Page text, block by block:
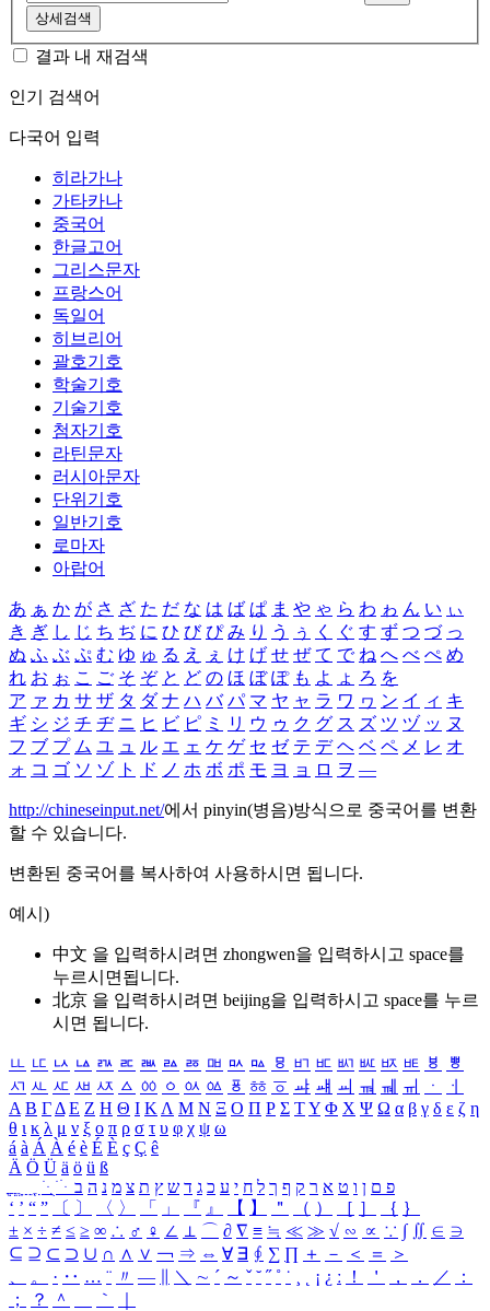
상세검색
결과 내 재검색
인기 검색어
다국어 입력
히라가나
가타카나
중국어
한글고어
그리스문자
프랑스어
독일어
히브리어
괄호기호
학술기호
기술기호
첨자기호
라틴문자
러시아문자
단위기호
일반기호
로마자
아랍어
あ ぁ か が さ ざ た だ な は ば ぱ ま や ゃ ら わ ゎ ん い ぃ
き ぎ し じ ち ぢ に ひ び ぴ み り う ぅ く ぐ す ず つ づ っ
ぬ ふ ぶ ぷ む ゆ ゅ る え ぇ け げ せ ぜ て で ね へ べ ぺ め
れ お ぉ こ ご そ ぞ と ど の ほ ぼ ぽ も よ ょ ろ を
ア ァ カ サ ザ タ ダ ナ ハ バ パ マ ヤ ャ ラ ワ ヮ ン イ ィ キ
ギ シ ジ チ ヂ ニ ヒ ビ ピ ミ リ ウ ゥ ク グ ス ズ ツ ヅ ッ ヌ
フ ブ プ ム ユ ュ ル エ ェ ケ ゲ セ ゼ テ デ ヘ ベ ペ メ レ オ
ォ コ ゴ ソ ゾ ト ド ノ ホ ボ ポ モ ヨ ョ ロ ヲ ―
http://chineseinput.net/에서 pinyin(병음)방식으로 중국어를 변환
할 수 있습니다.
변환된 중국어를 복사하여 사용하시면 됩니다.
예시)
中文 을 입력하시려면 zhongwen을 입력하시고 space를
누르시면됩니다.
北京 을 입력하시려면 beijing을 입력하시고 space를 누르
시면 됩니다.
ㅥ ㅦ ㅧ ㅨ ㅩ ㅪ ㅫ ㅬ ㅭ ㅮ ㅯ ㅰ ㅱ ㅲ ㅳ ㅴ ㅵ ㅶ ㅷ ㅸ
ㅹ
ㅺ ㅻ ㅼ ㅽ ㅾ ㅿ ㆀ ㆁ ㆂ ㆃ ㆄ ㆅ ㆆ ㆇ ㆈ ㆉ ㆊ ㆋ ㆌ ㆍ
ㆎ
Α Β ΓΔ Ε Ζ Η Θ Ι ΚΛ Μ Ν Ξ Ο Π Ρ Σ ΤΥ Φ Χ Ψ Ω α β γ δ ε ζ η
θ ι κ λ μ ν ξ ο π ρ σ τ υ φ χ ψ ω
á à Á À é è É È ç Ç ê
Ä Ö Ü ä ö ü ß
ִֶֹ ֻּ ׁׂ פ ם ן ו ט א ר ק ף ך ל ח י ע כ ג ד ש ץ ת צ מ נ ה ב
‘ ’ “ ” 〔 〕 〈 〉 「 」 『 』 【 】 ＂ （ ） ［ ］ ｛ ｝
± × ÷ ≠ ≤ ≥ ∞ ∴ ♂ ♀ ∠ ⊥ ⌒ ∂ ∇ ≡ ≒ ≪ ≫ √ ∽ ∝ ∵ ∫ ∬ ∈ ∋
⊆ ⊇ ⊂ ⊃ ∪ ∩ ∧ ∨ ￢ ⇒ ⇔ ∀ ∃ ∮ ∑ ∏ ＋ － ＜ ＝
＞
、
。 · ‥ … ¨ 〃 ― ＼ ∼ ´ ～ ˇ ˘ ˝ ˚ ˙ ¸ ¡ ¿ ː ！ ＇ ， ． ／
：
；
？ ＾ ｀